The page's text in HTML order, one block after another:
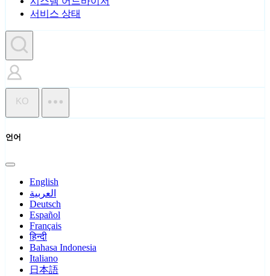
서비스 상태
KO
언어
English
العربية
Deutsch
Español
Français
हिन्दी
Bahasa Indonesia
Italiano
日本語